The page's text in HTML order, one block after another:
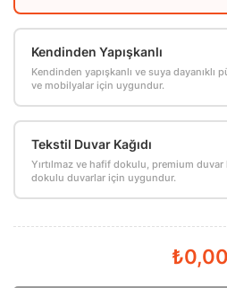
Kendinden Yapışkanlı
Kendinden yapışkanlı ve suya
ve mobilyalar için uygundur.
Tekstil Duvar Kağıdı
Yırtılmaz ve hafif dokulu, premium duvar
dokulu duvarlar için uygundur.
₺0,00